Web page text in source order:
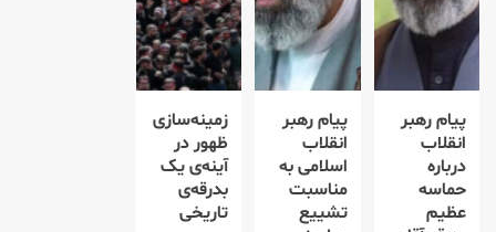
پیام رهبر
انقلاب
درباره
حماسه
عظیم
پیام رهبر
انقلاب
اسلامی به
مناسبت
تشییع
زمینه‌سازی
ظهور در
آینه‌ی یک
بدرقه‌ی
تاریخی